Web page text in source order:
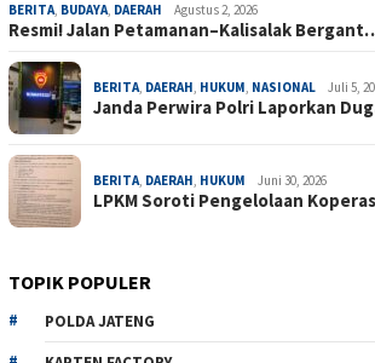
BERITA, BUDAYA, DAERAH Agustus 2, 2026
Resmi! Jalan Petamanan–Kalisalak
BERITA, DAERAH, HUKUM, NASIONAL Juli 5,
Janda Perwira Polri Laporkan
BERITA, DAERAH, HUKUM Juni 30, 2026
LPKM Soroti Pengelolaan
TOPIK POPULER
POLDA JATENG